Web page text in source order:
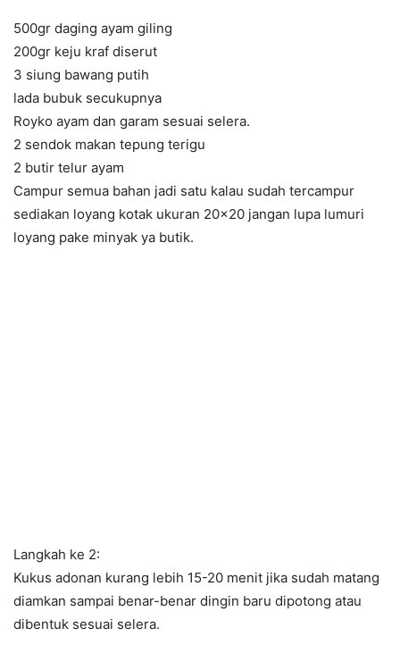
500gr daging ayam giling
200gr keju kraf diserut
3 siung bawang putih
lada bubuk secukupnya
Royko ayam dan garam sesuai selera.
2 sendok makan tepung terigu
2 butir telur ayam
Campur semua bahan jadi satu kalau sudah tercampur
sediakan loyang kotak ukuran 20×20 jangan lupa lumuri
loyang pake minyak ya butik.
Langkah ke 2:
Kukus adonan kurang lebih 15-20 menit jika sudah matang
diamkan sampai benar-benar dingin baru dipotong atau
dibentuk sesuai selera.